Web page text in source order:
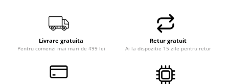
Livrare gratuita
Pentru comenzi mai mari de 499 lei
Retur gratuit
Ai la dispozitie 15 zile pentru retur